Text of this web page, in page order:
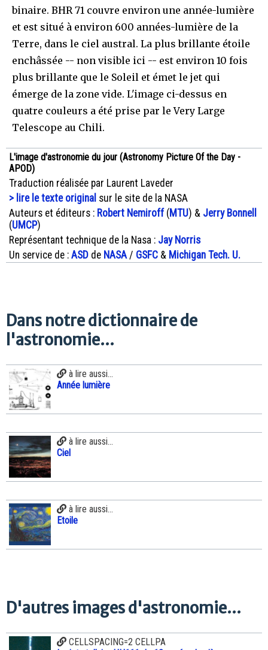
binaire. BHR 71 couvre environ une année-lumière
et est situé à environ 600 années-lumière de la
Terre, dans le ciel austral. La plus brillante étoile
enchâssée -- non visible ici -- est environ 10 fois
plus brillante que le Soleil et émet le jet qui
émerge de la zone vide. L'image ci-dessus en
quatre couleurs a été prise par le Very Large
Telescope au Chili.
L'image d'astronomie du jour (Astronomy Picture Of the Day -
APOD)
Traduction réalisée par Laurent Laveder
> lire le texte original sur le site de la NASA
Auteurs et éditeurs : Robert Nemiroff(MTU) & Jerry Bonnell
(UMCP)
Représentant technique de la Nasa : Jay Norris
Un service de : ASD de NASA / GSFC & Michigan Tech. U.
Dans notre dictionnaire de
l'astronomie...
à lire aussi...
Année lumière
à lire aussi...
Ciel
à lire aussi...
Etoile
D'autres images d'astronomie...
CELLSPACING=2 CELLPA